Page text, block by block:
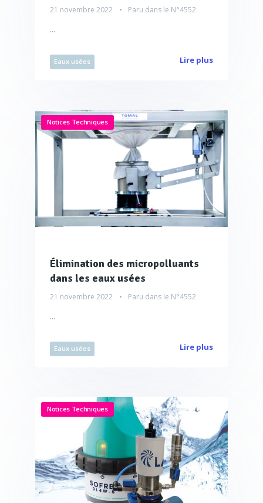
21 novembre 2022 Paru dans le N°4552
...
Eaux usées Lire plus
Notices Techniques
Élimination des micropolluants
dans les eaux usées
21 novembre 2022 Paru dans le N°4552
...
Eaux usées Lire plus
Notices Techniques